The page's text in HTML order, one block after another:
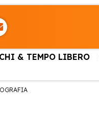
& TEMPO LIBERO